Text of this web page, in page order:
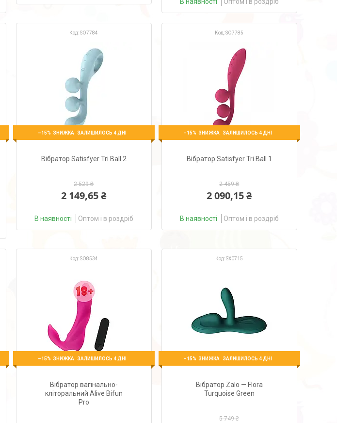
SO7784
–15% ЗАЛИШИЛОСЬ 4 ДНІ
Вібратор Satisfyer Tri Ball 2
2 529 ₴
2 149,65 ₴
В наявності Оптом і в роздріб
SO7785
–15% ЗАЛИШИЛОСЬ 4 ДНІ
Вібратор Satisfyer Tri Ball 1
2 459 ₴
2 090,15 ₴
В наявності Оптом і в роздріб
SO8534
–15% ЗАЛИШИЛОСЬ 4 ДНІ
Вібратор вагінально-
кліторальний Alive Bifun
Pro
SX0715
–15% ЗАЛИШИЛОСЬ 4 ДНІ
Вібратор Zalo — Flora
Turquoise Green
5 749 ₴